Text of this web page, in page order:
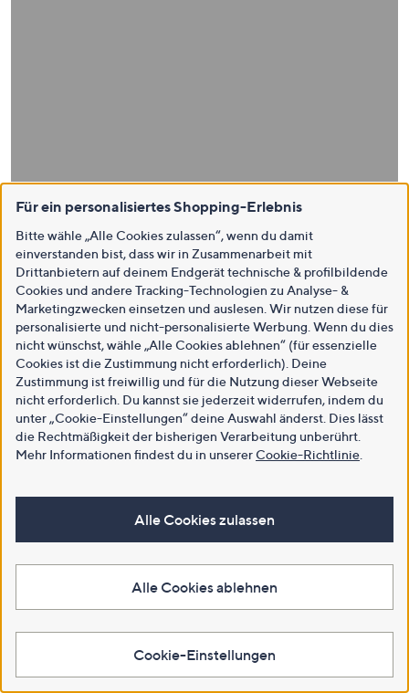
Für ein personalisiertes Shopping-Erlebnis
Bitte wähle „Alle Cookies zulassen“, wenn du damit
einverstanden bist, dass wir in Zusammenarbeit mit
Drittanbietern auf deinem Endgerät technische & profilbildende
Cookies und andere Tracking-Technologien zu Analyse- &
Marketingzwecken einsetzen und auslesen. Wir nutzen diese für
personalisierte und nicht-personalisierte Werbung. Wenn du dies
nicht wünschst, wähle „Alle Cookies ablehnen“ (für essenzielle
Cookies ist die Zustimmung nicht erforderlich). Deine
Zustimmung ist freiwillig und für die Nutzung dieser Webseite
nicht erforderlich. Du kannst sie jederzeit widerrufen, indem du
unter „Cookie-Einstellungen“ deine Auswahl änderst. Dies lässt
die Rechtmäßigkeit der bisherigen Verarbeitung unberührt.
Mehr Informationen findest du in unsererCookie-Richtlinie
Alle Cookies zulassen
Alle Cookies ablehnen
Cookie-Einstellungen